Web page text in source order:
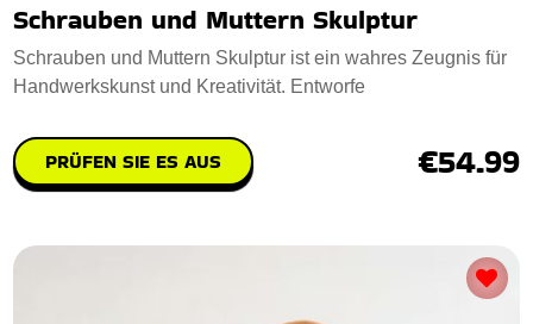
Schrauben und Muttern Skulptur
Schrauben und Muttern Skulptur ist ein wahres Zeugnis für
Handwerkskunst und Kreativität. Entworfe
PRÜFEN SIE ES AUS €54.99